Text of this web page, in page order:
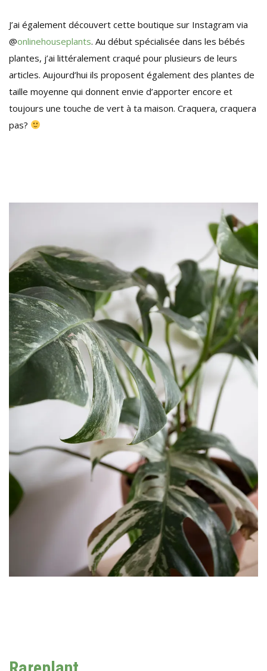
J’ai également découvert cette boutique sur Instagram via
@onlinehouseplants. Au début spécialisée dans les bébés
plantes, j’ai littéralement craqué pour plusieurs de leurs
articles. Aujourd’hui ils proposent également des plantes de
taille moyenne qui donnent envie d’apporter encore et
toujours une touche de vert à ta maison. Craquera, craquera
pas?